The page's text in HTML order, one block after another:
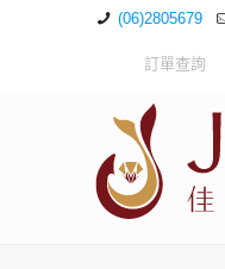
(06)2805679
訂單查詢